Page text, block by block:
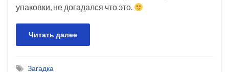
упаковки, не догадался что это.
Читать далее
Загадка